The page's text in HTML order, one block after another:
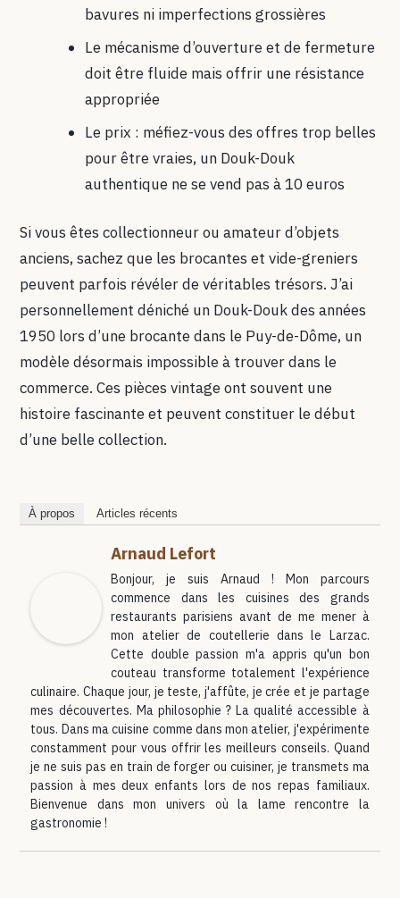
bavures ni imperfections grossières
Le mécanisme d’ouverture et de fermeture
doit être fluide mais offrir une résistance
appropriée
Le prix : méfiez-vous des offres trop belles
pour être vraies, un Douk-Douk
authentique ne se vend pas à 10 euros
Si vous êtes collectionneur ou amateur d’objets
anciens, sachez que les brocantes et vide-greniers
peuvent parfois révéler de véritables trésors. J’ai
personnellement déniché un Douk-Douk des années
1950 lors d’une brocante dans le Puy-de-Dôme, un
modèle désormais impossible à trouver dans le
commerce. Ces pièces vintage ont souvent une
histoire fascinante et peuvent constituer le début
d’une belle collection.
À propos Articles récents
Arnaud Lefort
Bonjour, je suis Arnaud ! Mon parcours
commence dans les cuisines des grands
restaurants parisiens avant de me mener à
mon atelier de coutellerie dans le Larzac.
Cette double passion m'a appris qu'un bon
couteau transforme totalement l'expérience culinaire.
Chaque jour, je teste, j'affûte, je crée et je partage mes
découvertes. Ma philosophie ? La qualité accessible à tous.
Dans ma cuisine comme dans mon atelier, j'expérimente
constamment pour vous offrir les meilleurs conseils. Quand
je ne suis pas en train de forger ou cuisiner, je transmets ma
passion à mes deux enfants lors de nos repas familiaux.
Bienvenue dans mon univers où la lame rencontre la
gastronomie !